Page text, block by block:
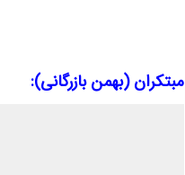
مبتکران (بهمن بازرگانی):